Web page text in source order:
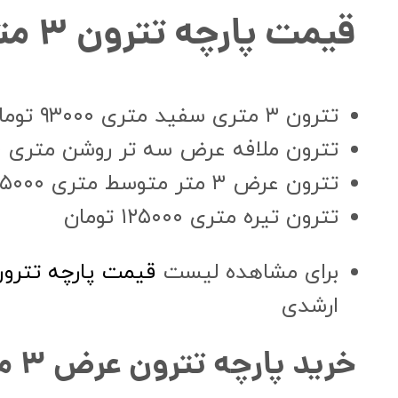
قیمت پارچه تترون ۳ متر : قیمت عمده درب کارخانه
تترون ۳ متری سفید متری ۹۳۰۰۰ تومان
تترون ملافه عرض سه تر روشن متری ۹۷۰۰۰ تومان
تترون عرض ۳ متر متوسط متری ۱۱۵۰۰۰ تومان
تترون تیره متری ۱۲۵۰۰۰ تومان
برای مشاهده لیست قیمت پارچه
ارشدی
خرید پارچه تترون عرض ۳ متر ۳۷۰ گرمی سرمد